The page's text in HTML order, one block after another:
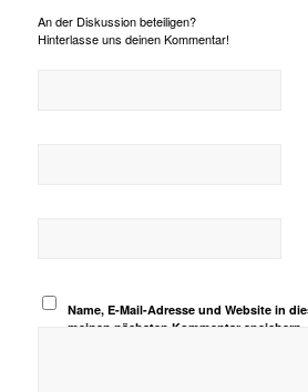
An der Diskussion beteiligen?
Hinterlasse uns deinen Kommentar!
Name, E-Mail-Adresse und Website in
meinen nächsten Kommentar speichern.